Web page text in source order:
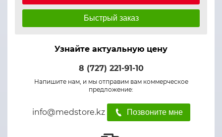
Быстрый заказ
Узнайте актуальную цену
8 (727) 221-91-10
Напишите нам, и мы отправим вам коммерческое
предложение:
info@medstore.kz Позвоните мне